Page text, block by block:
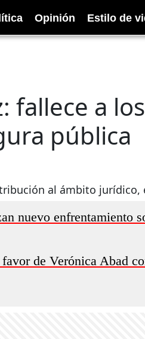
Opinión Estilo de
fallece a
pública
al ámbito
nuevo enfrentamiento
de Verónica Abad